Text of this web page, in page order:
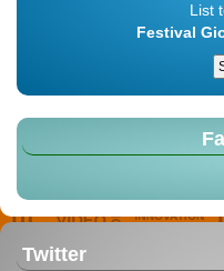
List
Festival
Twitter